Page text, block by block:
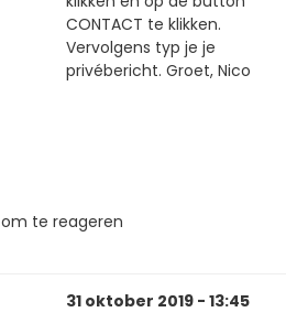
CONTACT te klikken.
Vervolgens typ je je
privébericht. Groet, Nico
om te reageren
31 oktober 2019 - 13:45